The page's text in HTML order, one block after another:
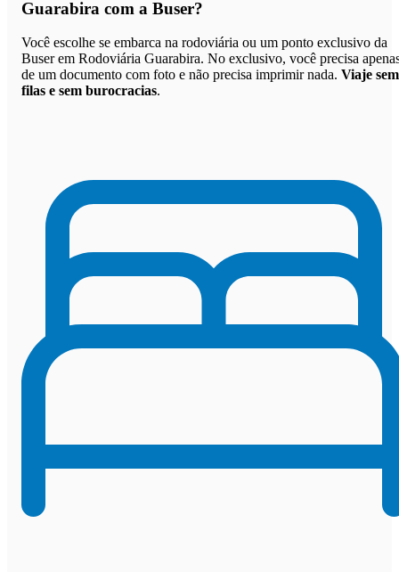
Guarabira com a Buser?
Você escolhe se embarca na rodoviária ou um ponto exclusivo da
Buser em Rodoviária Guarabira. No exclusivo, você precisa
de um documento com foto e não precisa imprimir nada. Viaje sem
filas e sem burocracias.